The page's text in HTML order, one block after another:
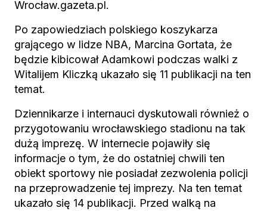
Wrocław.gazeta.pl.
Po zapowiedziach polskiego koszykarza
grającego w lidze NBA, Marcina Gortata, że
będzie kibicował Adamkowi podczas walki z
Witalijem Kliczką ukazało się 11 publikacji na ten
temat.
Dziennikarze i internauci dyskutowali również o
przygotowaniu wrocławskiego stadionu na tak
dużą imprezę. W internecie pojawiły się
informacje o tym, że do ostatniej chwili ten
obiekt sportowy nie posiadał zezwolenia policji
na przeprowadzenie tej imprezy. Na ten temat
ukazało się 14 publikacji. Przed walką na